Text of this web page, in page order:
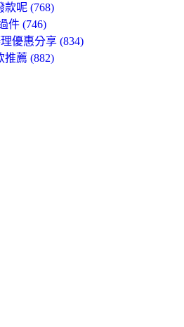
呢 (768)
件 (746)
優惠分享 (834)
薦 (882)